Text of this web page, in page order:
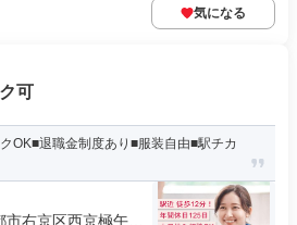
気になる
可
OK■退職金制度あり■服装自由■駅チカ
右京区西京極午塚